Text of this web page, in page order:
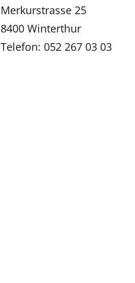
Merkurstrasse 25
8400 Winterthur
Telefon: 052 267 03 03